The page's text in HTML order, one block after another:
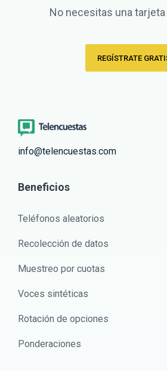
No necesitas una
REGÍSTRATE
info@telencuestas.com
Beneficios
Teléfonos aleatorios
Recolección de datos
Muestreo por cuotas
Voces sintéticas
Rotación de opciones
Ponderaciones